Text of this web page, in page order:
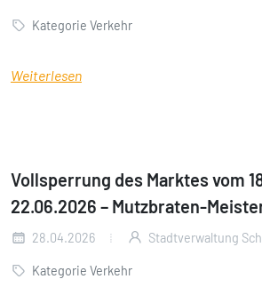
Kategorie Verkehr
Weiterlesen
Vollsperrung des Marktes vom
22.06.2026 – Mutzbraten-
28.04.2026 Stadtverwaltung
Kategorie Verkehr